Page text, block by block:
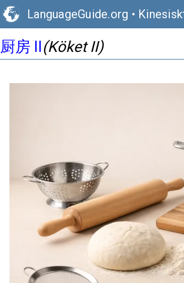
LanguageGuide.org •
厨房 II(Köket II)